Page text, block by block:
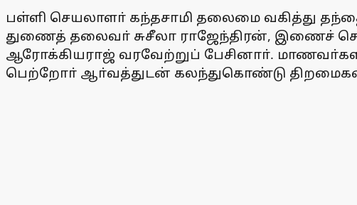
பள்ளி செயலாளா் கந்தசாமி தலைமை வகித்து
துணைத் தலைவா் சுசீலா ராஜேந்திரன், இணைச்
ஆரோக்கியராஜ் வரவேற்றுப் பேசினாா்.
பெற்றோா் ஆா்வத்துடன் கலந்துகொண்டு